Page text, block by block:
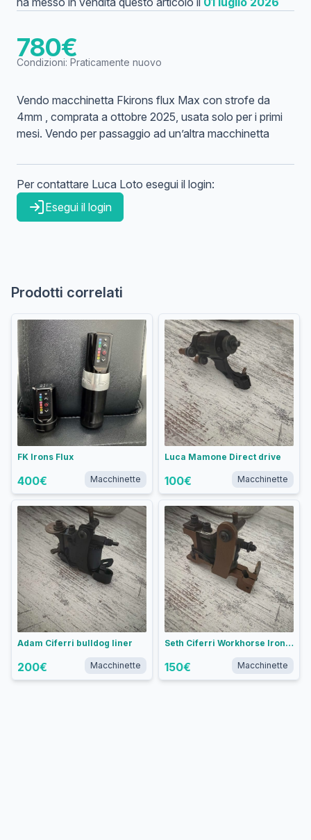
780€
Condizioni: Praticamente nuovo
Vendo macchinetta Fkirons flux Max con strofe da
4mm , comprata a ottobre 2025, usata solo per i primi
mesi. Vendo per passaggio ad un’altra macchinetta
Per contattare Luca Loto esegui il login:
Esegui il login
Prodotti correlati
FK Irons Flux
400€ Macchinette
Luca Mamone Direct drive
100€ Macchinette
Adam Ciferri bulldog liner
200€ Macchinette
Seth Ciferri Workhorse Irons Weiner Dog liner
150€ Macchinette